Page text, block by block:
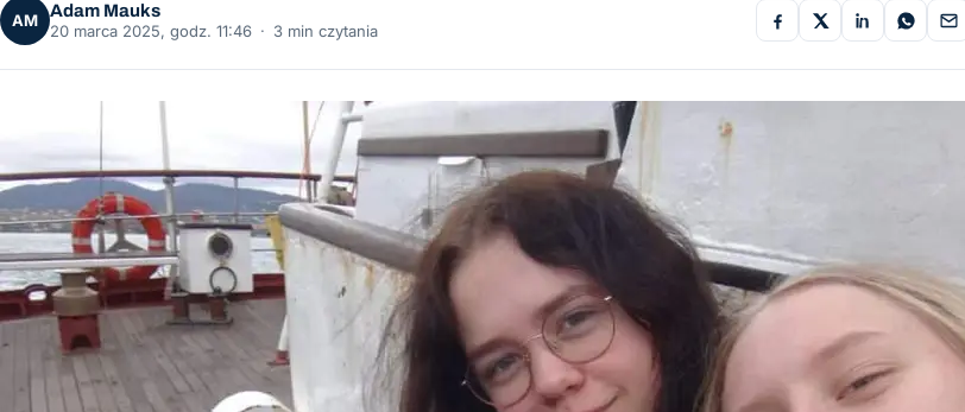
AM
Adam Mauks
20 marca 2025, godz. 11:46 · 3 min czytania